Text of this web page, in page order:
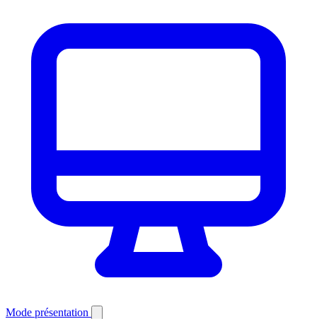
Mode présentation